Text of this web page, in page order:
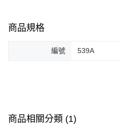
商品規格
編號 539A
商品相關分類 (1)